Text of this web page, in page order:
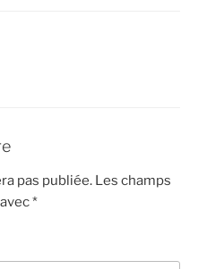
pas publiée. Les champs
*